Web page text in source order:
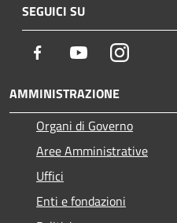
SEGUICI SU
Facebook YoutubeInstagram
AMMINISTRAZIONE
Organi di Governo
Aree Amministrative
Uffici
Enti e fondazioni